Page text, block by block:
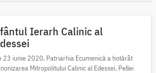
Ierarh Calinic al
23 iunie 2020, Patriarhia Ecumenică a hotărât
Mitropolitului Calinic al Edessei, Pellei